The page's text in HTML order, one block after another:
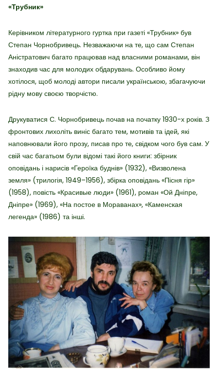
«Трубник»
Керівником літературного гуртка при газеті «Трубник» був
Степан Чорнобривець. Незважаючи на те, що сам Степан
Аністратович багато працював над власними романами, він
знаходив час для молодих обдарувань. Особливо йому
хотілося, щоб молоді автори писали українською, збагачуючи
рідну мову своєю творчістю.
Друкуватися С. Чорнобривець почав на початку 1930-х років. З
фронтових лихоліть виніс багато тем, мотивів та ідей, які
наповнювали його прозу, писав про те, свідком чого був сам. У
свій час багатьом були відомі такі його книги: збірник
оповідань і нарисів «Героїка буднів» (1932), «Визволена
земля» (трилогія, 1949–1956), збірка оповідань «Пісня гір»
(1958), повість «Красивые люди» (1961), роман «Ой Дніпре,
Дніпре» (1969), «На постое в Мораванах», «Каменская
легенда» (1986) та інші.